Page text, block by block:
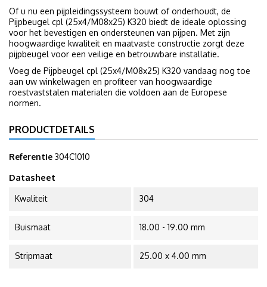
Of u nu een pijpleidingssysteem bouwt of onderhoudt, de
Pijpbeugel cpl (25x4/M08x25) K320 biedt de ideale oplossing
voor het bevestigen en ondersteunen van pijpen. Met zijn
hoogwaardige kwaliteit en maatvaste constructie zorgt deze
pijpbeugel voor een veilige en betrouwbare installatie.
Voeg de Pijpbeugel cpl (25x4/M08x25) K320 vandaag nog toe
aan uw winkelwagen en profiteer van hoogwaardige
roestvaststalen materialen die voldoen aan de Europese
normen.
PRODUCTDETAILS
Referentie 304C1010
Datasheet
Kwaliteit 304
Buismaat 18.00 - 19.00 mm
Stripmaat 25.00 x 4.00 mm